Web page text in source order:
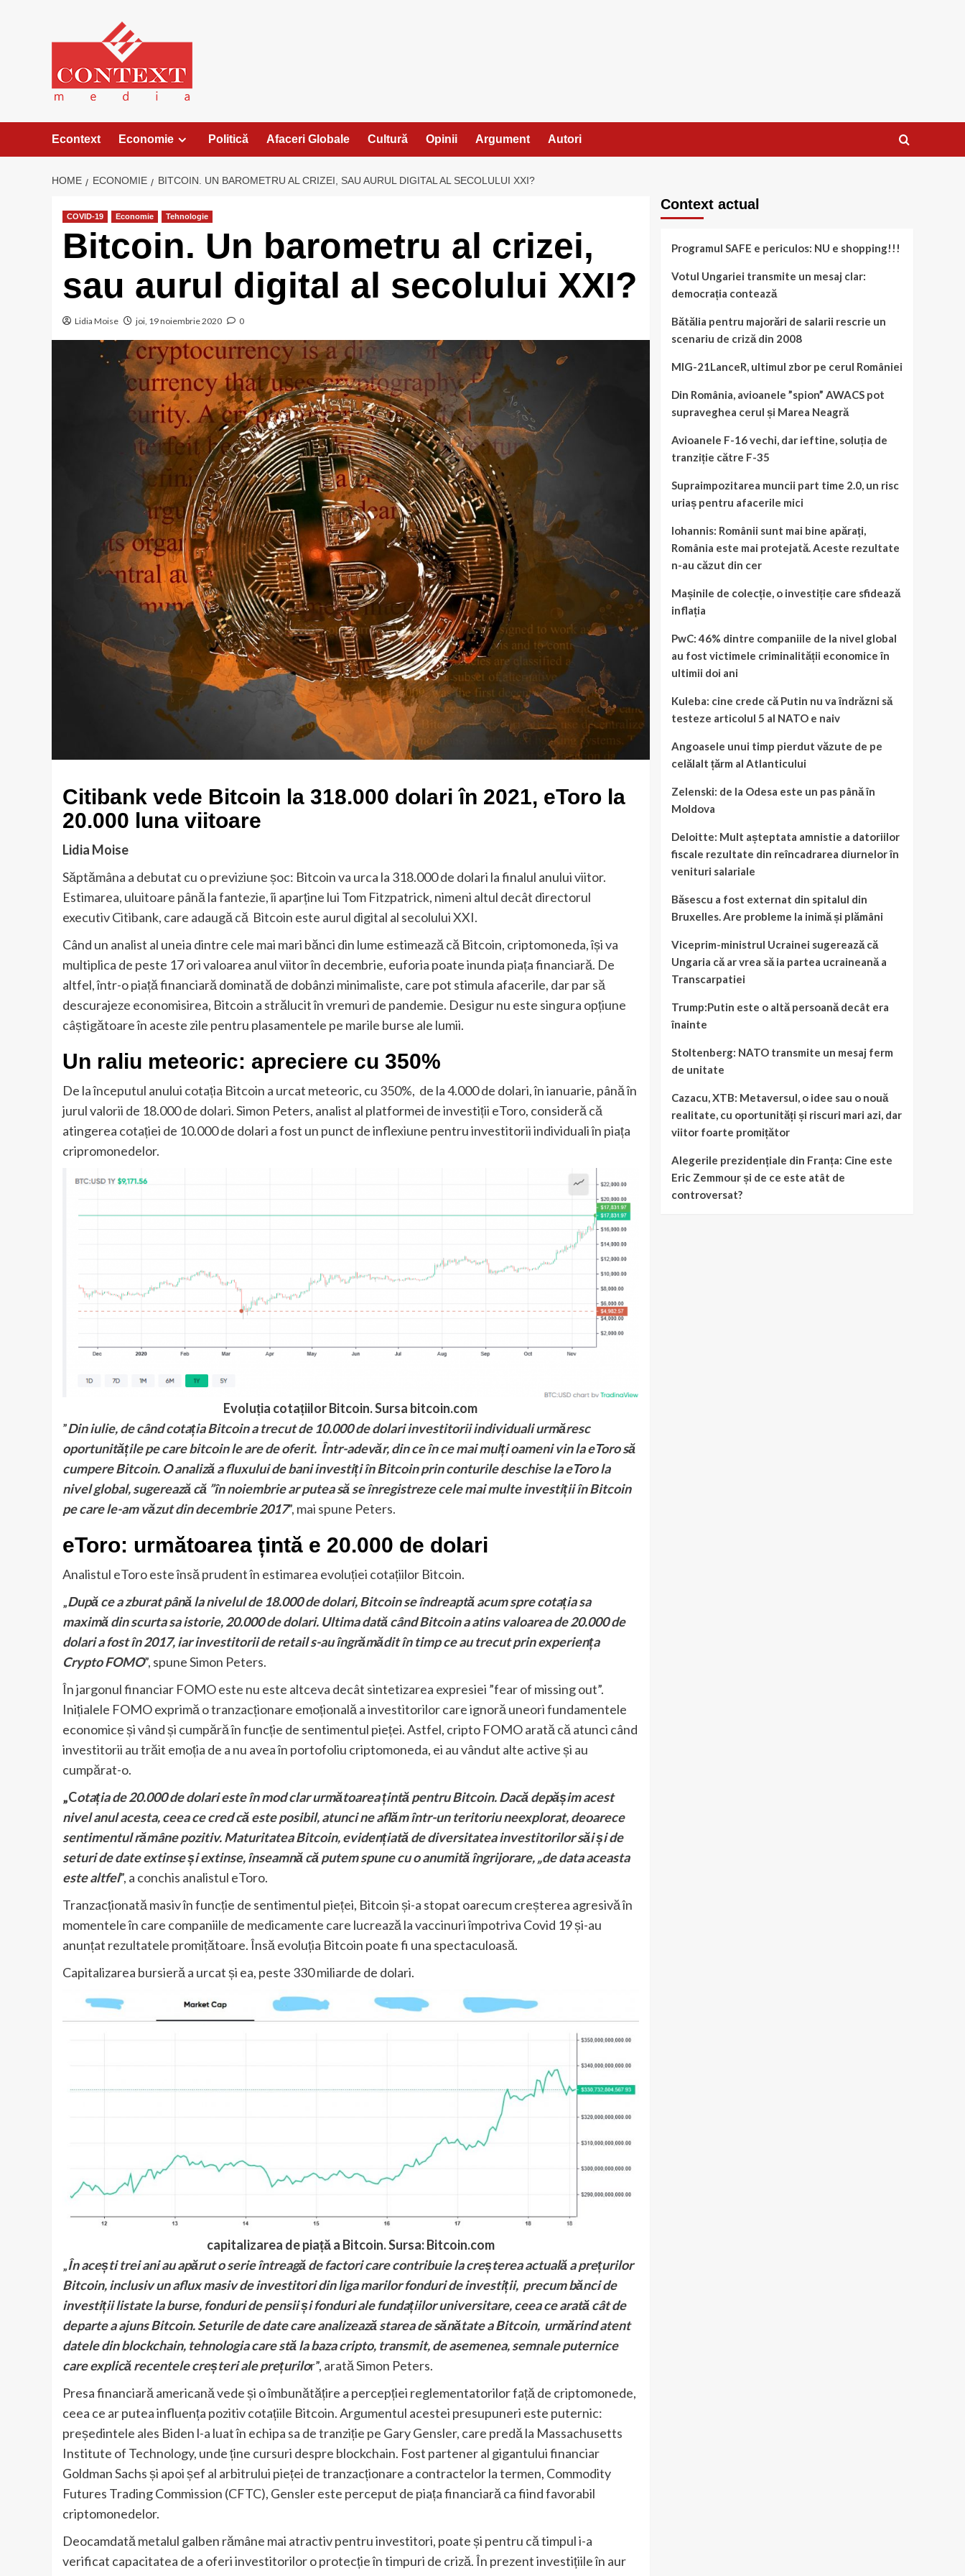
Econtext Economie Politică Afaceri Globale Cultură Opinii Argument Autori
HOME ECONOMIE BITCOIN. UN BAROMETRU AL CRIZEI, SAU AURUL DIGITAL AL SECOLULUI XXI?
COVID-19 Economie Tehnologie
Bitcoin. Un barometru al crizei,
sau aurul digital al secolului XXI?
Lidia Moise joi, 19 noiembrie 2020 0
Citibank vede Bitcoin la 318.000 dolari în 2021, eToro la
20.000 luna viitoare
Lidia Moise
Săptămâna a debutat cu o previziune șoc: Bitcoin va urca la 318.000 de dolari la finalul anului viitor.
Estimarea, uluitoare până la fantezie, îi aparține lui Tom Fitzpatrick, nimeni altul decât directorul
executiv Citibank, care adaugă că Bitcoin este aurul digital al secolului XXI.
Când un analist al uneia dintre cele mai mari bănci din lume estimează că Bitcoin, criptomoneda, își va
multiplica de peste 17 ori valoarea anul viitor în decembrie, euforia poate inunda piața financiară. De
altfel, într-o piață financiară dominată de dobânzi minimaliste, care pot stimula afacerile, dar par să
descurajeze economisirea, Bitcoin a strălucit în vremuri de pandemie. Desigur nu este singura opțiune
câștigătoare în aceste zile pentru plasamentele pe marile burse ale lumii.
Un raliu meteoric: apreciere cu 350%
De la începutul anului cotația Bitcoin a urcat meteoric, cu 350%, de la 4.000 de dolari, în ianuarie, până în
jurul valorii de 18.000 de dolari. Simon Peters, analist al platformei de investiții eToro, consideră că
atingerea cotației de 10.000 de dolari a fost un punct de inflexiune pentru investitorii individuali în piața
cripromonedelor.
Evoluția cotațiilor Bitcoin. Sursa bitcoin.com
”Din iulie, de când cotația Bitcoin a trecut de 10.000 de dolari investitorii individuali urmăresc
oportunitățile pe care bitcoin le are de oferit. Într-adevăr, din ce în ce mai mulți oameni vin la eToro să
cumpere Bitcoin. O analiză a fluxului de bani investiți în Bitcoin prin conturile deschise la eToro la
nivel global, sugerează că ”în noiembrie ar putea să se înregistreze cele mai multe investiții în Bitcoin
pe care le-am văzut din decembrie 2017”, mai spune Peters.
eToro: următoarea țintă e 20.000 de dolari
Analistul eToro este însă prudent în estimarea evoluției cotațiilor Bitcoin.
„După ce a zburat până la nivelul de 18.000 de dolari, Bitcoin se îndreaptă acum spre cotația sa
maximă din scurta sa istorie, 20.000 de dolari. Ultima dată când Bitcoin a atins valoarea de 20.000 de
dolari a fost în 2017, iar investitorii de retail s-au îngrămădit în timp ce au trecut prin experiența
Crypto FOMO”, spune Simon Peters.
În jargonul financiar FOMO este nu este altceva decât sintetizarea expresiei ”fear of missing out”.
Inițialele FOMO exprimă o tranzacționare emoțională a investitorilor care ignoră uneori fundamentele
economice și vând și cumpără în funcție de sentimentul pieței. Astfel, cripto FOMO arată că atunci când
investitorii au trăit emoția de a nu avea în portofoliu criptomoneda, ei au vândut alte active și au
cumpărat-o.
„Cotația de 20.000 de dolari este în mod clar următoarea țintă pentru Bitcoin. Dacă depășim acest
nivel anul acesta, ceea ce cred că este posibil, atunci ne aflăm într-un teritoriu neexplorat, deoarece
sentimentul rămâne pozitiv. Maturitatea Bitcoin, evidențiată de diversitatea investitorilor săi și de
seturi de date extinse și extinse, înseamnă că putem spune cu o anumită îngrijorare, „de data aceasta
este altfel”, a conchis analistul eToro.
Tranzacționată masiv în funcție de sentimentul pieței, Bitcoin și-a stopat oarecum creșterea agresivă în
momentele în care companiile de medicamente care lucrează la vaccinuri împotriva Covid 19 și-au
anunțat rezultatele promițătoare. Însă evoluția Bitcoin poate fi una spectaculoasă.
Capitalizarea bursieră a urcat și ea, peste 330 miliarde de dolari.
capitalizarea de piață a Bitcoin. Sursa: Bitcoin.com
„În acești trei ani au apărut o serie întreagă de factori care contribuie la creșterea actuală a prețurilor
Bitcoin, inclusiv un aflux masiv de investitori din liga marilor fonduri de investiții, precum bănci de
investiții listate la burse, fonduri de pensii și fonduri ale fundațiilor universitare, ceea ce arată cât de
departe a ajuns Bitcoin. Seturile de date care analizează starea de sănătate a Bitcoin, urmărind atent
datele din blockchain, tehnologia care stă la baza cripto, transmit, de asemenea, semnale puternice
care explică recentele creșteri ale prețurilor”, arată Simon Peters.
Presa financiară americană vede și o îmbunătățire a percepției reglementatorilor față de criptomonede,
ceea ce ar putea influența pozitiv cotațiile Bitcoin. Argumentul acestei presupuneri este puternic:
președintele ales Biden l-a luat în echipa sa de tranziție pe Gary Gensler, care predă la Massachusetts
Institute of Technology, unde ține cursuri despre blockchain. Fost partener al gigantului financiar
Goldman Sachs și apoi șef al arbitrului pieței de tranzacționare a contractelor la termen, Commodity
Futures Trading Commission (CFTC), Gensler este perceput de piața financiară ca fiind favorabil
criptomonedelor.
Deocamdată metalul galben rămâne mai atractiv pentru investitori, poate și pentru că timpul i-a
verificat capacitatea de a oferi investitorilor o protecție în timpuri de criză. În prezent investițiile în aur
Context actual
Programul SAFE e periculos: NU e shopping!!!
Votul Ungariei transmite un mesaj clar:
democrația contează
Bătălia pentru majorări de salarii rescrie un
scenariu de criză din 2008
MIG-21LanceR, ultimul zbor pe cerul României
Din România, avioanele ”spion” AWACS pot
supraveghea cerul și Marea Neagră
Avioanele F-16 vechi, dar ieftine, soluția de
tranziție către F-35
Supraimpozitarea muncii part time 2.0, un risc
uriaș pentru afacerile mici
Iohannis: Românii sunt mai bine apărați,
România este mai protejată. Aceste rezultate
n-au căzut din cer
Mașinile de colecție, o investiție care sfidează
inflația
PwC: 46% dintre companiile de la nivel global
au fost victimele criminalității economice în
ultimii doi ani
Kuleba: cine crede că Putin nu va îndrăzni să
testeze articolul 5 al NATO e naiv
Angoasele unui timp pierdut văzute de pe
celălalt țărm al Atlanticului
Zelenski: de la Odesa este un pas până în
Moldova
Deloitte: Mult așteptata amnistie a datoriilor
fiscale rezultate din reîncadrarea diurnelor în
venituri salariale
Băsescu a fost externat din spitalul din
Bruxelles. Are probleme la inimă și plămâni
Viceprim-ministrul Ucrainei sugerează că
Ungaria că ar vrea să ia partea ucraineană a
Transcarpatiei
Trump:Putin este o altă persoană decât era
înainte
Stoltenberg: NATO transmite un mesaj ferm
de unitate
Cazacu, XTB: Metaversul, o idee sau o nouă
realitate, cu oportunități și riscuri mari azi, dar
viitor foarte promițător
Alegerile prezidențiale din Franța: Cine este
Eric Zemmour și de ce este atât de
controversat?